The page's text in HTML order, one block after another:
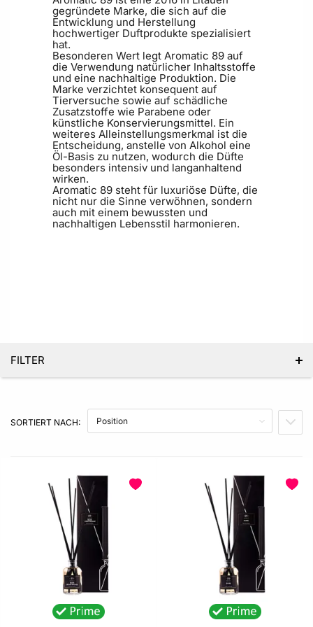
gegründete Marke, die sich auf die
Entwicklung und Herstellung
hochwertiger Duftprodukte spezialisiert
hat.
Besonderen Wert legt Aromatic 89 auf
die Verwendung natürlicher Inhaltsstoffe
und eine nachhaltige Produktion. Die
Marke verzichtet konsequent auf
Tierversuche sowie auf schädliche
Zusatzstoffe wie Parabene oder
künstliche Konservierungsmittel. Ein
weiteres Alleinstellungsmerkmal ist die
Entscheidung, anstelle von Alkohol eine
Öl-Basis zu nutzen, wodurch die Düfte
besonders intensiv und langanhaltend
wirken.
Aromatic 89 steht für luxuriöse Düfte, die
nicht nur die Sinne verwöhnen, sondern
auch mit einem bewussten und
nachhaltigen Lebensstil harmonieren.
FILTER
PREIS
SORTIERT NACH: IN